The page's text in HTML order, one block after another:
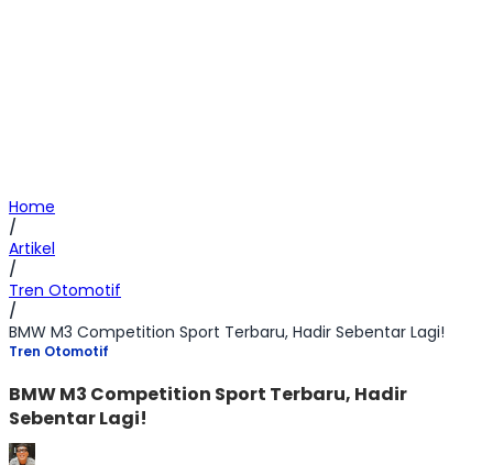
Home
/
Artikel
/
Tren Otomotif
/
BMW M3 Competition Sport Terbaru, Hadir Sebentar Lagi!
Tren Otomotif
BMW M3 Competition Sport Terbaru, Hadir
Sebentar Lagi!